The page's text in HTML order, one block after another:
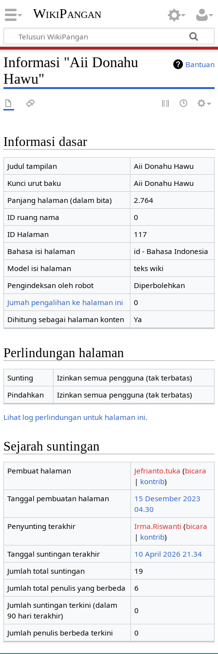
WikiPangan
Bantuan
Informasi "Aii Donahu
Hawu"
Informasi dasar
Judul tampilan
Aii Donahu Hawu
Kunci urut baku
Aii Donahu Hawu
Panjang halaman (dalam bita)
2.764
ID ruang nama
0
ID Halaman
117
Bahasa isi halaman
id - Bahasa Indonesia
Model isi halaman
teks wiki
Pengindeksan oleh robot
Diperbolehkan
Jumah pengalihan ke halaman ini
0
Dihitung sebagai halaman konten
Ya
Perlindungan halaman
Sunting
Izinkan semua pengguna (tak terbatas)
Pindahkan
Izinkan semua pengguna (tak terbatas)
Lihat log perlindungan untuk halaman ini.
Sejarah suntingan
Pembuat halaman Jefrianto.tuka (bicara
| kontrib)
Tanggal pembuatan halaman
15 Desember 2023
04.30
Penyunting terakhir
Irma.Riswanti (bicara
| kontrib)
Tanggal suntingan terakhir
10 April 2026 21.34
Jumlah total suntingan
19
Jumlah total penulis yang berbeda
6
Jumlah suntingan terkini (dalam
90 hari terakhir)
0
Jumlah penulis berbeda terkini 0